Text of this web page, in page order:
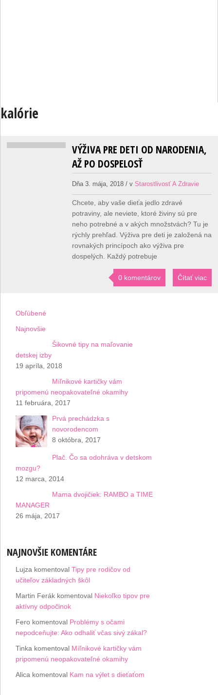
kalórie
VÝŽIVA PRE DETI OD NARODENIA,
AŽ PO DOSPELOSŤ
Dňa 3. mája, 2018 / v Starostlivosť A Zdravie
Chcete, aby vaše dieťa jedlo zdravé
potraviny, ale neviete, ktoré živiny sú pre
neho potrebné a v akých množstvách? Tu je
rýchly prehľad. Výživa pre deti je založená na
rovnakých princípoch ako výživa pre
dospelých. Každý potrebuje
0 komentárov Čítať viac
Obľúbené
Najnovšie
Šikovné tipy na maľovanie
detskej izby
19 apríla, 2018
Míľnikové kartičky vám
pripomenú neopakovateľné okamihy
11 februára, 2017
Prvá prechádzka s
novorodencom
8 októbra, 2017
Plač. Čo sa odohráva v detskom
mozgu?
12 marca, 2014
Mama dvojičiek: RAMBO a TIME
MANAGER
26 mája, 2017
NAJNOVŠIE KOMENTÁRE
Lujza komentovalTipy pre rodičov od
učiteľov základných škôl
Martin Ferák komentoval Niekoľko tipov pre
aktívny odpočinok
Fero komentoval Problémy s očami
nepodceňujte: Ako odhaliť včas sivý zákal?
Tinka komentoval Míľnikové kartičky vám
pripomenú neopakovateľné okamihy
Alica komentoval Kam na výlet s dieťaťom